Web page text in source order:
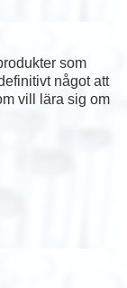
som
något att
vill lära sig om